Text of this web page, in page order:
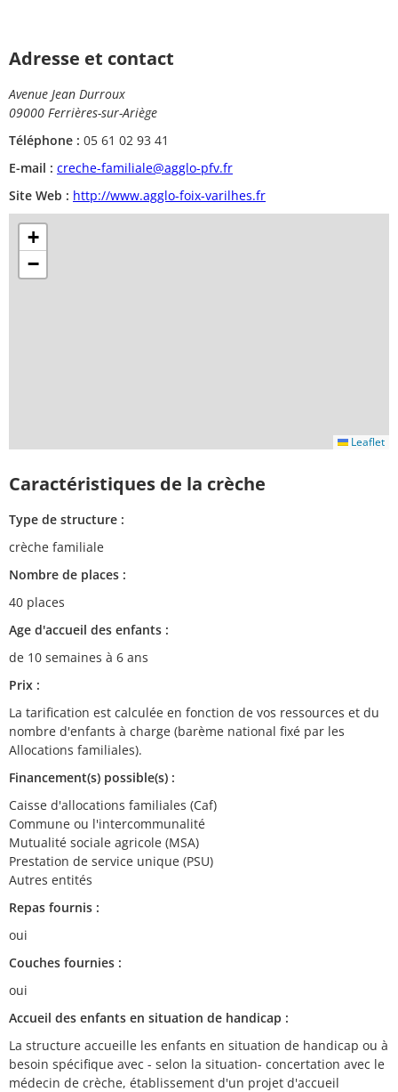
Adresse et contact
Avenue Jean Durroux
09000 Ferrières-sur-Ariège
Téléphone : 05 61 02 93 41
E-mail : creche-familiale@agglo-pfv.fr
Site Web : http://www.agglo-foix-varilhes.fr
+
−
Leaflet
Caractéristiques de la crèche
Type de structure :
crèche familiale
Nombre de places :
40 places
Age d'accueil des enfants :
de 10 semaines à 6 ans
Prix :
La tarification est calculée en fonction de vos ressources et du
nombre d'enfants à charge (barème national fixé par les
Allocations familiales).
Financement(s) possible(s) :
Caisse d'allocations familiales (Caf)
Commune ou l'intercommunalité
Mutualité sociale agricole (MSA)
Prestation de service unique (PSU)
Autres entités
Repas fournis :
oui
Couches fournies :
oui
Accueil des enfants en situation de handicap :
La structure accueille les enfants en situation de handicap ou à
besoin spécifique avec - selon la situation- concertation avec le
médecin de crèche, établissement d'un projet d'accueil